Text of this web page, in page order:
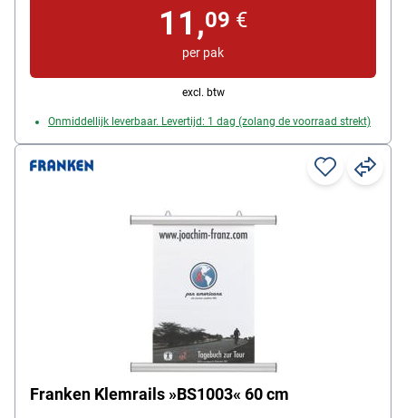
11,09 €
per pak
excl. btw
Onmiddellijk leverbaar. Levertijd: 1 dag (zolang de voorraad strekt)
Franken Klemrails »BS1003« 60 cm